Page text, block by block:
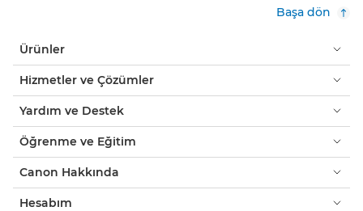
Başa dön
Ürünler
Hizmetler ve Çözümler
Yardım ve Destek
Öğrenme ve Eğitim
Canon Hakkında
Hesabım